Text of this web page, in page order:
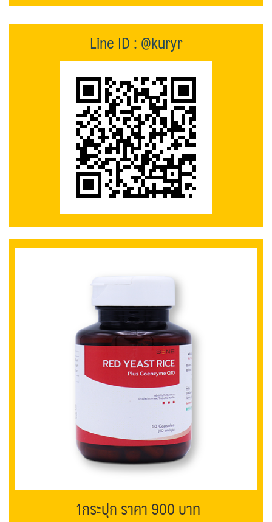
Line ID : @kuryr
1กระปุก ราคา 900 บาท